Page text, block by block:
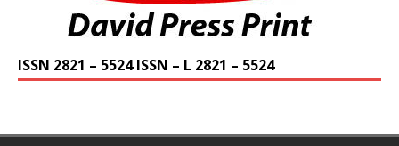
ISSN 2821 – 5524 ISSN – L 2821 – 5524